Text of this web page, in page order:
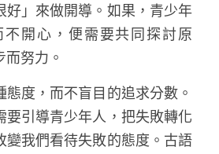
院｜專欄
好」來做開導。如果，青少年
開心，便需要共同探討原
努力。
度，而不盲目的追求分數。
要引導青少年人，把失敗轉化
變我們看待失敗的態度。古語